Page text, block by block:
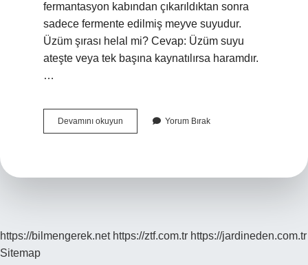
fermantasyon kabından çıkarıldıktan sonra
sadece fermente edilmiş meyve suyudur.
Üzüm şırası helal mi? Cevap: Üzüm suyu
ateşte veya tek başına kaynatılırsa haramdır.
…
Devamını okuyun
Içki
Yorum Bırak
https://bilmengerek.net https://ztf.com.tr https://jardineden.com.tr
Sitemap